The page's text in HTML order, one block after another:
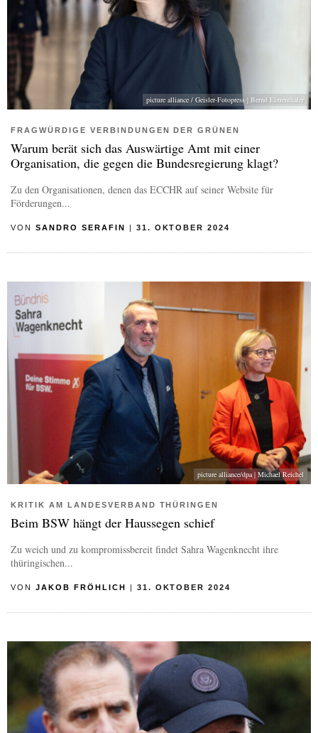
picture alliance / Geisler-Fotopress | Bernd Elmenthaler
FRAGWÜRDIGE VERBINDUNGEN DER GRÜNEN
Warum berät sich das Auswärtige Amt mit einer
Organisation, die gegen die Bundesregierung klagt?
Zu den Organisationen, denen das ECCHR auf seiner Website für
Förderungen...
VON SANDRO SERAFIN | 31. OKTOBER 2024
picture alliance/dpa | Michael Reichel
KRITIK AM LANDESVERBAND THÜRINGEN
Beim BSW hängt der Haussegen schief
Zu weich und zu kompromissbereit findet Sahra Wagenknecht ihre
thüringischen...
VON JAKOB FRÖHLICH 31. OKTOBER 2024